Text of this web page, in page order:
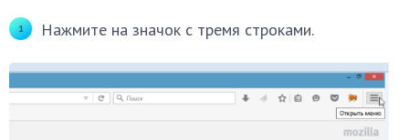
Нажмите на значок с тремя строками.